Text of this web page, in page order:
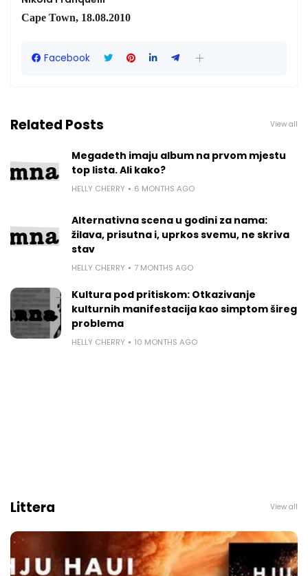
Cape Town, 18.08.2010
Facebook
Related Posts View all
Megadeth imaju album na prvom mjestu
top lista. Ali kako?
HELLY CHERRY 6 MONTHS AGO
Alternativna scena u godini za nama:
žilava, prisutna i, uprkos svemu, ne skriva
stav
HELLY CHERRY 7 MONTHS AGO
Kultura pod pritiskom: Otkazivanje
kulturnih manifestacija kao simptom šireg
problema
HELLY CHERRY 10 MONTHS AGO
Littera View all